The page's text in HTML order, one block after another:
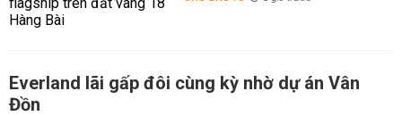
Everland lãi gấp đôi cùng kỳ nhờ dự án Vân
Đồn